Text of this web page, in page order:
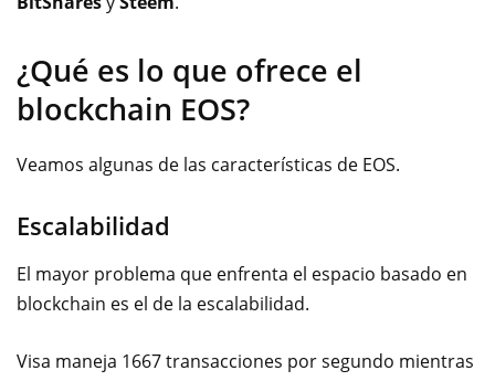
¿Qué es lo que ofrece el
blockchain EOS?
Veamos algunas de las características de EOS.
Escalabilidad
El mayor problema que enfrenta el espacio basado en
blockchain es el de la escalabilidad.
Visa maneja 1667 transacciones por segundo mientras